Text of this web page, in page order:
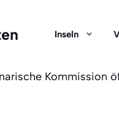
Inseln
Kommission